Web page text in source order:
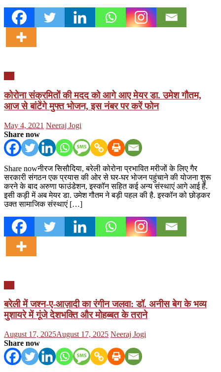
कोरोना संक्रमितों की मदद को आगे आए मेयर डा. उमेश गौतम,
आज से बांटेंगे मुफ्त भोजन, इस नंबर पर करें फोन
Posted
on
May 4, 2021 Author
Neeraj Jogi
Share now
Share nowनीरज सिसौदिया, बरेली कोरोना प्रभावित मरीजों के लिए गैर
सरकारी संगठन एक प्रयास की ओर से घर-घर भोजन पहुंचाने की योजना शुरू
करने के बाद अरुणा फाउंडेशन, इस्कॉन सहित कई अन्य संस्थाएं आगे आई हैं.
इसी कड़ी में अब मेयर डा. उमेश गौतम ने बड़ी पहल की है. इस्कॉन को छोड़कर
उक्त सामाजिक संस्थाएं […]
बरेली में जश्न-ए-आज़ादी का रंगीन जलवा: डॉ. अनीस बेग के भव्य
मुशायरे में गूंजे देशभक्ति और मोहब्बत के तराने
Posted
on
August 17, 2025August 17, 2025 Author
Neeraj Jogi
Share now